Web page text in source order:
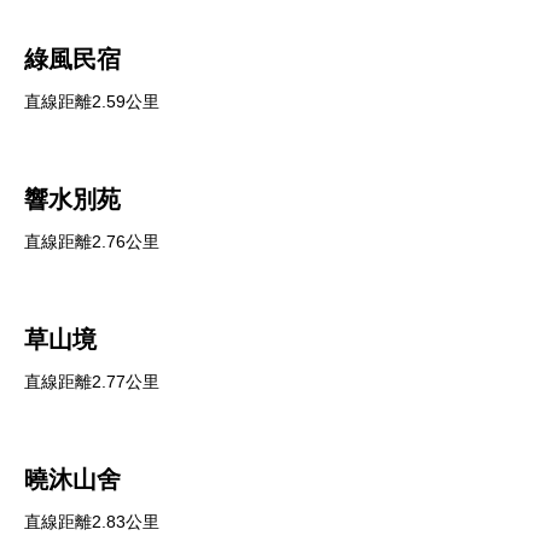
綠風民宿
直線距離2.59公里
響水別苑
直線距離2.76公里
草山境
直線距離2.77公里
曉沐山舍
直線距離2.83公里